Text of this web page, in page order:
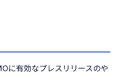
に有効なプレスリリースのや